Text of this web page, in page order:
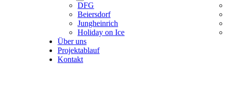
DFG
Beiersdorf
Jungheinrich
Holiday on Ice
Über uns
Projektablauf
Kontakt